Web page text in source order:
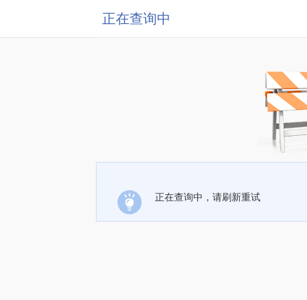
正在查询中
正在查询中，请刷新重试